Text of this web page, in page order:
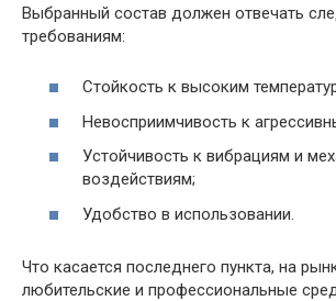
Выбранный состав должен отвечать
требованиям:
Стойкость к высоким
Невосприимчивость к
Устойчивость к вибрациям и
воздействиям;
Удобство в использовании.
Что касается последнего пункта, на
любительские и профессиональные